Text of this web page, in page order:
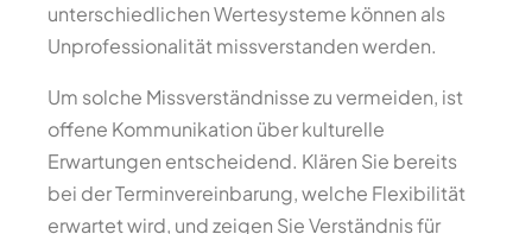
unterschiedlichen Wertesysteme können als
Unprofessionalität missverstanden werden.
Um solche Missverständnisse zu vermeiden, ist
offene Kommunikation über kulturelle
Erwartungen entscheidend. Klären Sie bereits
bei der Terminvereinbarung, welche Flexibilität
erwartet wird, und zeigen Sie Verständnis für